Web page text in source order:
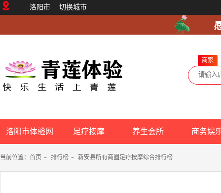
洛阳市 切换城市
商家
洛阳市体验网 足疗按摩 养生会所 商务娱
当前位置： 首页 - 排行榜 - 新安县所有商圈足疗按摩综合排行榜